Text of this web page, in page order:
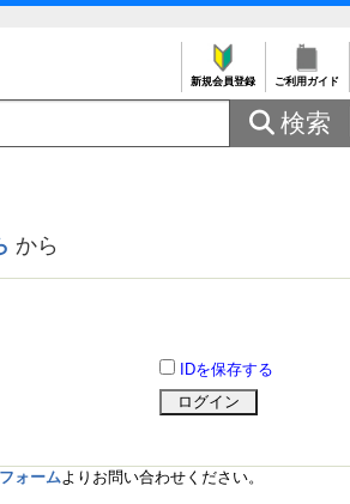
新規会員登録 ご利用ガイド
 検索
から
IDを保存する
フォームよりお問い合わせください。